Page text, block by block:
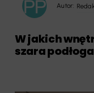
Autor:
W jakich
szara